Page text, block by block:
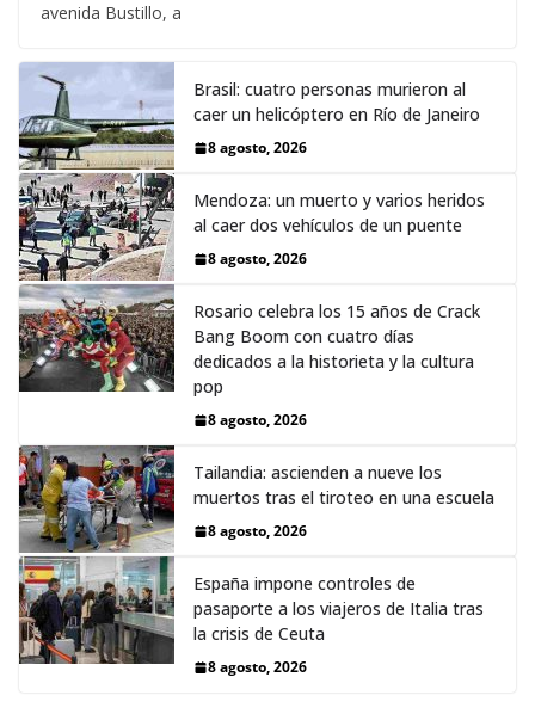
avenida Bustillo, a
Brasil: cuatro personas murieron al
caer un helicóptero en Río de Janeiro
8 agosto, 2026
Mendoza: un muerto y varios heridos
al caer dos vehículos de un puente
8 agosto, 2026
Rosario celebra los 15 años de Crack
Bang Boom con cuatro días
dedicados a la historieta y la cultura
pop
8 agosto, 2026
Tailandia: ascienden a nueve los
muertos tras el tiroteo en una escuela
8 agosto, 2026
España impone controles de
pasaporte a los viajeros de Italia tras
la crisis de Ceuta
8 agosto, 2026